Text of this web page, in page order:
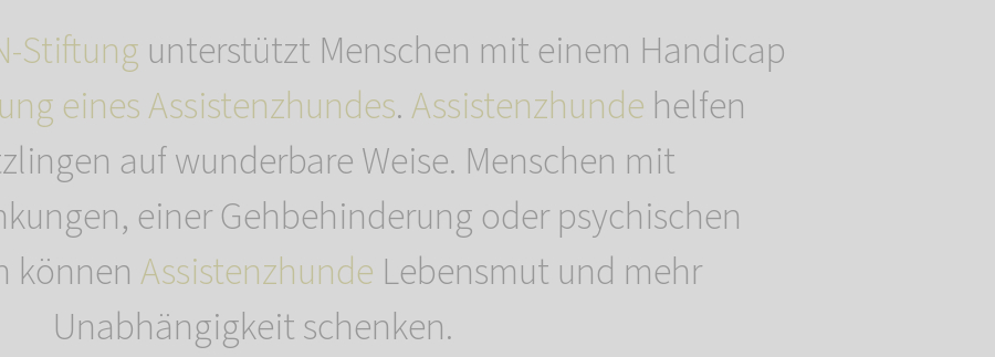
Stiftung unterstützt Menschen mit einem Handicap
eines Assistenzhundes.Assistenzhunde helfen
auf wunderbare Weise. Menschen mit
einer Gehbehinderung oder psychischen
können Assistenzhunde Lebensmut und mehr
Unabhängigkeit schenken.